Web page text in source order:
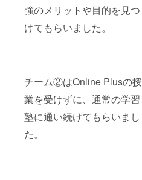
強のメリットや目的を見つ
けてもらいました。
チーム②はOnline Plusの授
業を受けずに、通常の学習
塾に通い続けてもらいまし
た。